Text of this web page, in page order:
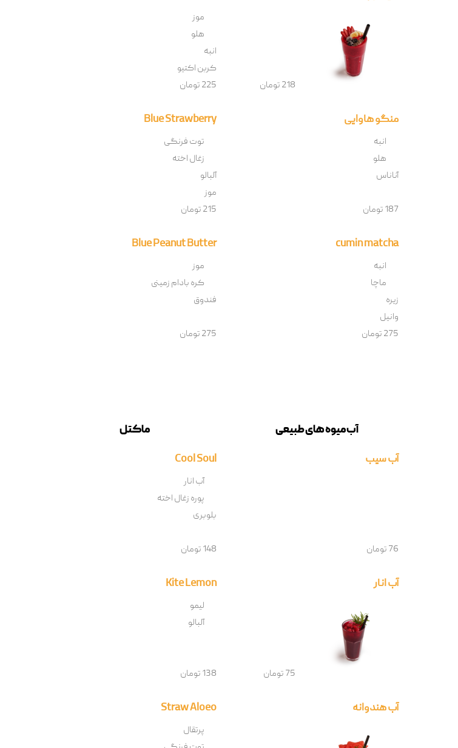
218 تومان
منگو هاوایی
انبه
هلو
آناناس
187 تومان
cumin matcha
انبه
ماچا
زیره
وانیل
275 تومان
موز
هلو
انبه
کربن اکتیو
225 تومان
Blue Strawberry
توت فرنگی
زغال اخته
آلبالو
موز
215 تومان
Blue Peanut Butter
موز
کره بادام زمینی
فندوق
275 تومان
آب میوه های طبیعی
آب سیب
76 تومان
آب انار
75 تومان
آب هندوانه
ماکتل
Cool Soul
آب انار
پوره زغال اخته
بلوبری
148 تومان
Kite Lemon
لیمو
آلبالو
138 تومان
Straw Aloeo
پرتقال